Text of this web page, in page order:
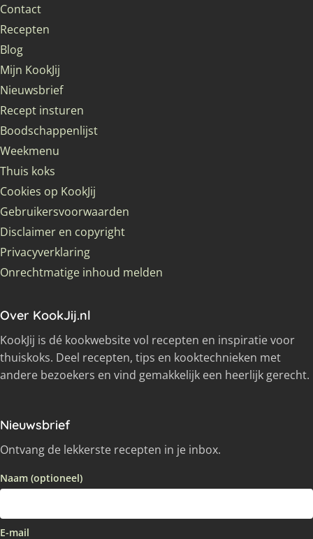
Contact
Recepten
Blog
Mijn KookJij
Nieuwsbrief
Recept insturen
Boodschappenlijst
Weekmenu
Thuis koks
Cookies op KookJij
Gebruikersvoorwaarden
Disclaimer en copyright
Privacyverklaring
Onrechtmatige inhoud melden
Over KookJij.nl
KookJij is dé kookwebsite vol recepten en inspiratie voor
thuiskoks. Deel recepten, tips en kooktechnieken met
andere bezoekers en vind gemakkelijk een heerlijk gerecht.
Nieuwsbrief
Ontvang de lekkerste recepten in je inbox.
Naam (optioneel)
E-mail